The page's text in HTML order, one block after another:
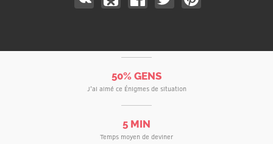
50% GENS
J'ai aimé ce Énigmes de situation
5 MIN
Temps moyen de deviner